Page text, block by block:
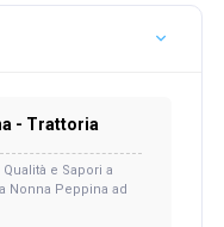
- Trattoria
e Sapori a
Nonna Peppina ad